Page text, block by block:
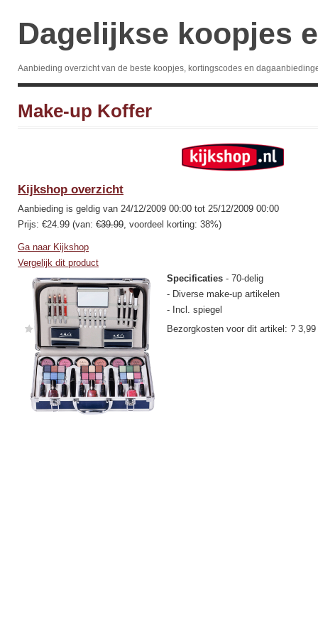
Dagelijkse koopjes
Aanbieding overzicht van de beste koopjes, kortingscodes en
Make-up Koffer
Kijkshop overzicht
Aanbieding is geldig van 24/12/2009 00:00 tot 25/12/2009 00:00
Prijs: €24.99 (van: €39.99, voordeel korting: 38%)
Ga naar Kijkshop
Vergelijk dit product
Specificaties - 70-delig
- Diverse make-up artikelen
- Incl. spiegel
Bezorgkosten voor dit artikel: ?